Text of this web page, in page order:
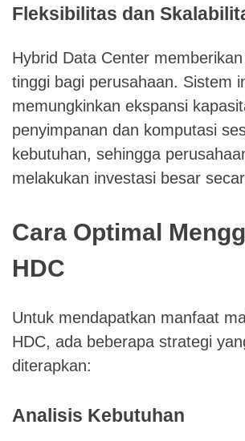
Fleksibilitas dan
Hybrid Data Center
tinggi bagi perusahaan. Sistem
memungkinkan ekspansi
penyimpanan dan komputasi
kebutuhan, sehingga
melakukan investasi besar
Cara Optimal
HDC
Untuk mendapatkan manfaat
HDC, ada beberapa strategi
diterapkan:
Analisis Kebutuhan